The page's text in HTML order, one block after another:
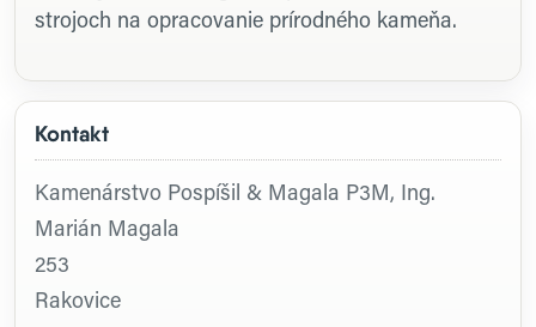
Kontakt
Kamenárstvo Pospíšil & Magala P3M, Ing.
Marián Magala
253
Rakovice
strojoch na opracovanie prírodného kameňa.